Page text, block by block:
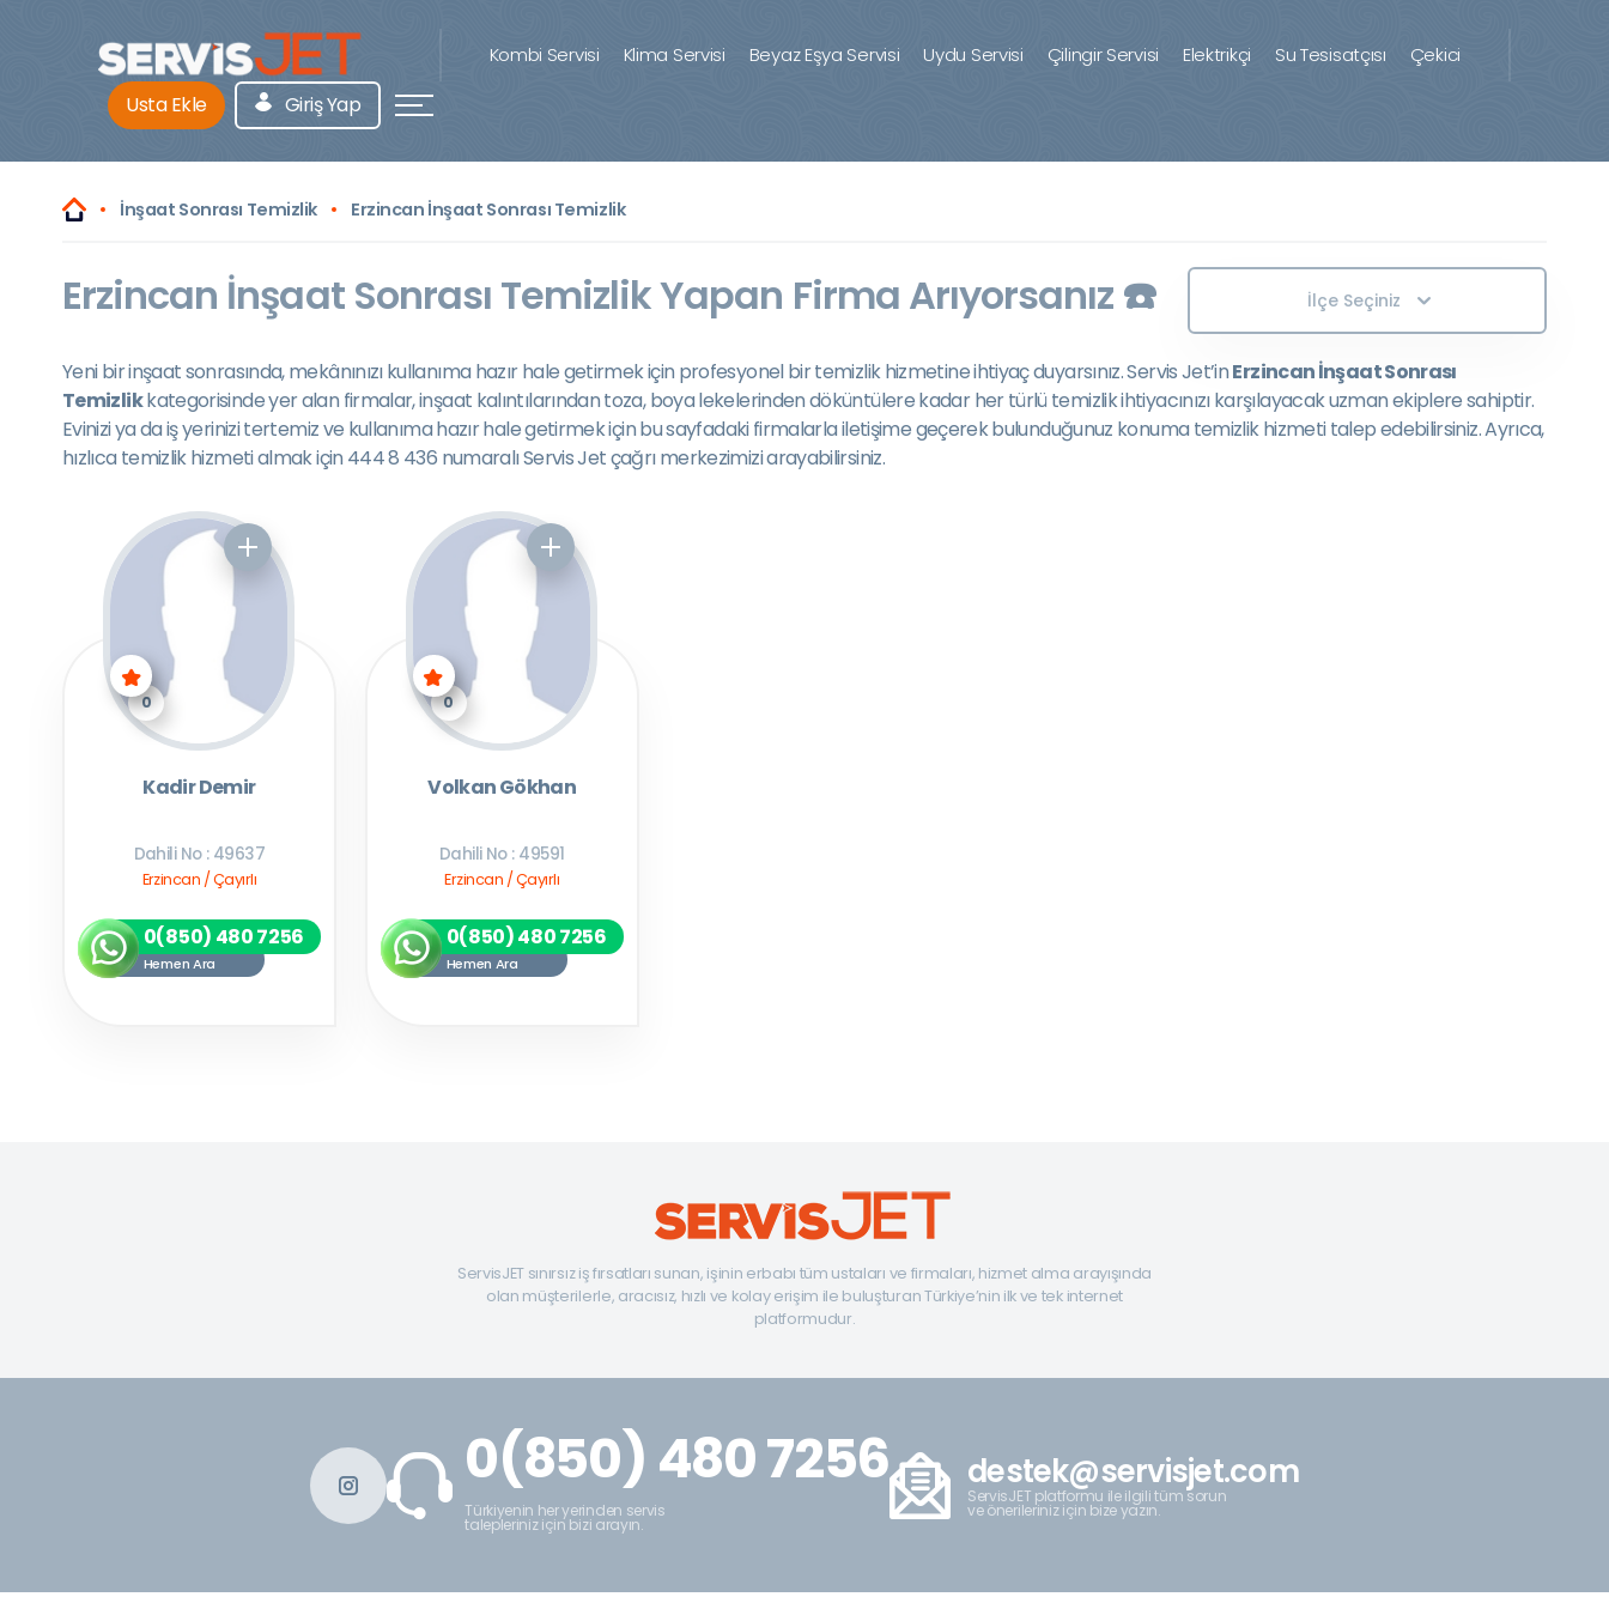
Kombi Servisi Klima Servisi Beyaz Eşya Servisi Uydu Servisi Çilingir Servisi Elektrikçi Su Tesisatçısı Çekici
Usta Ekle Giriş Yap
İnşaat Sonrası Temizlik Erzincan İnşaat Sonrası Temizlik
Erzincan İnşaat Sonrası Temizlik Yapan Firma Arıyorsanız ☎️ İlçe Seçiniz
Yeni bir inşaat sonrasında, mekânınızı kullanıma hazır hale getirmek için profesyonel bir temizlik hizmetine ihtiyaç duyarsınız. Servis Jet’inErzincan İnşaat Sonrası
Temizlikkategorisinde yer alan firmalar, inşaat kalıntılarından toza, boya lekelerinden döküntülere kadar her türlü temizlik ihtiyacınızı karşılayacak uzman ekiplere sahiptir.
Evinizi ya da iş yerinizi tertemiz ve kullanıma hazır hale getirmek için bu sayfadaki firmalarla iletişime geçerek bulunduğunuz konuma temizlik hizmeti talep edebilirsiniz. Ayrıca,
hızlıca temizlik hizmeti almak için 444 8 436 numaralı Servis Jet çağrı merkezimizi arayabilirsiniz.
0
Kadir Demir
Dahili No : 49637
Erzincan / Çayırlı
0(850) 480 7256
Hemen Ara
0
Volkan Gökhan
Dahili No : 49591
Erzincan / Çayırlı
0(850) 480 7256
Hemen Ara
ServisJET sınırsız iş fırsatları sunan, işinin erbabı tüm ustaları ve firmaları, hizmet alma arayışında
olan müşterilerle, aracısız, hızlı ve kolay erişim ile buluşturan Türkiye’nin ilk ve tek internet
platformudur.
0(850) 480 7256
Türkiyenin her yerinden servis
talepleriniz için bizi arayın.
destek@servisjet.com
ServisJET platformu ile ilgili tüm sorun
ve önerileriniz için bize yazın.